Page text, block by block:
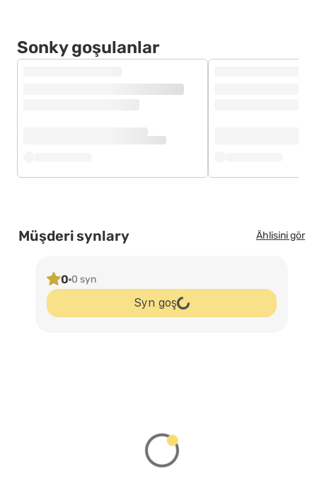
Sonky goşulanlar
Müşderi synlary Ählisini gör
0 0 syn
Syn goş